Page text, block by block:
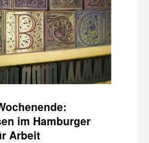
im Hamburger
Arbeit